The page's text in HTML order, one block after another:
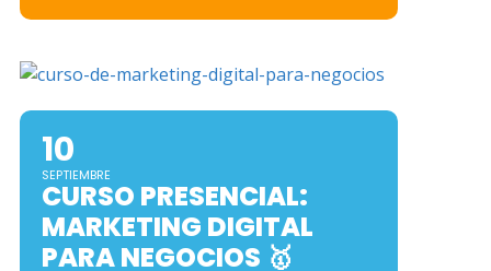
10
SEPTIEMBRE
CURSO PRESENCIAL:
MARKETING DIGITAL
PARA NEGOCIOS 🥇